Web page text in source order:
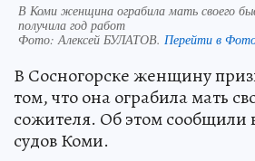
В Коми женщина ограбила мать своего
получила год работ
Фото: Алексей БУЛАТОВ. Перейти в
В Сосногорске женщину
том, что она ограбила мать
сожителя. Об этом сообщили
судов Коми.